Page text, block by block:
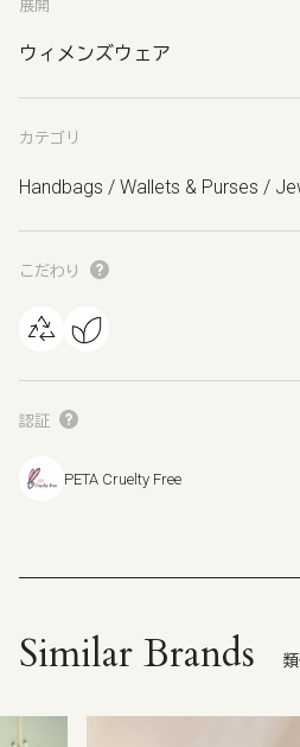
展開
ウィメンズウェア
カテゴリ
Handbags / Wallets & Purses /
こだわり
認証
PETA Cruelty Free
Similar Brands